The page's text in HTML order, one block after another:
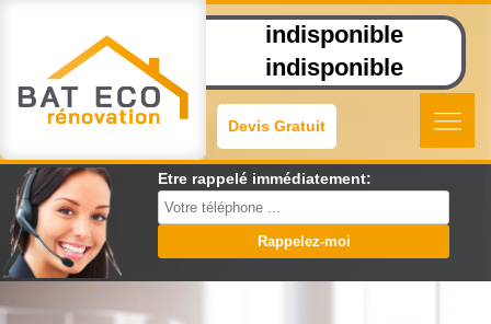
indisponible
indisponible
Devis Gratuit
Etre rappelé immédiatement: